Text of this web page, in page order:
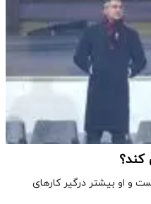
کند؟
و او بیشتر درگیر کارهای